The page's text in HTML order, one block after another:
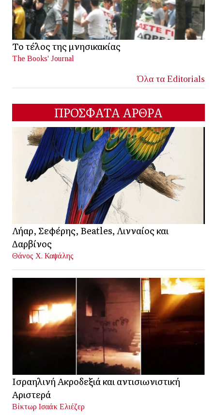
Το τέλος της μνησικακίας
The Books' Journal
Όλα τα Editorials
ΠΡΟΣΦΑΤΑ ΑΡΘΡΑ
Λήαρ, Σεφέρης, Beatles, Λινναίος και
Δαρβίνος
Θάνος Χ. Καψάλης
Ισραηλινή Ακροδεξιά και αντισιωνιστική
Αριστερά
Βίκτωρ Ισαάκ Ελιέζερ